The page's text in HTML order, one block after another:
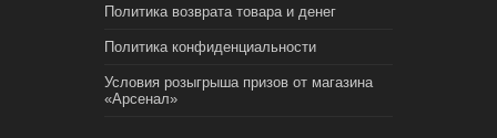
Политика возврата товара и денег
Политика конфиденциальности
Условия розыгрыша призов от магазина
«Арсенал»